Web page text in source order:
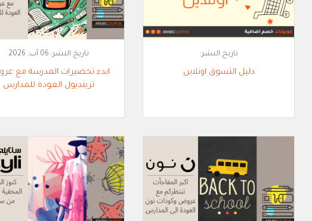
تاريخ النشر:
دليل التسوق اونلاين
تاريخ النشر: 06 آب, 2026
ابدء تحضيرات المدرسة مع
ترينديول العودة للمدارس